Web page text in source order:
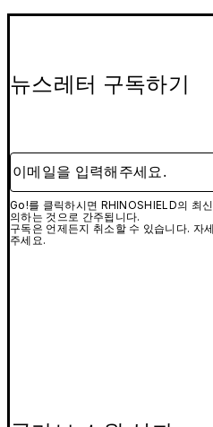
뉴스레터 구독하기
이메일을 입력해주세요.
Go!를 클릭하시면 RHINOSHIELD의 최
의하는 것으로 간주됩니다.
구독은 언제든지 취소할 수 있습니다. 자
주세요.